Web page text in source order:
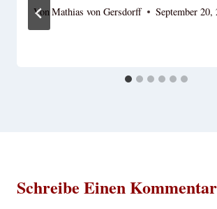
VonMathias von Gersdorff September 20,
Schreibe Einen Kommentar